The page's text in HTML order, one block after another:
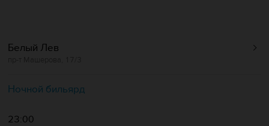
Белый Лев
Ночной бильярд
23:00